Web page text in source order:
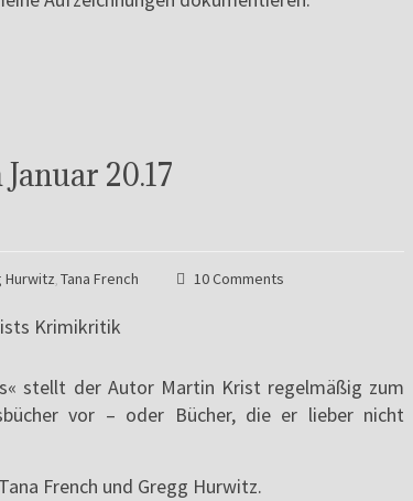
20.17
Hurwitz, Tana French 10 Comments
stellt der Autor Martin Krist regelmäßig zum
vor – oder Bücher, die er lieber nicht
French und Gregg Hurwitz.